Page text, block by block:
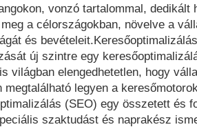
vonzó tartalommal,
a célországokban, növelve a
és
új szintre egy
világban elengedhetetlen, hogy
megtalálható legyen a
(SEO) egy összetett és
szaktudást és naprakész